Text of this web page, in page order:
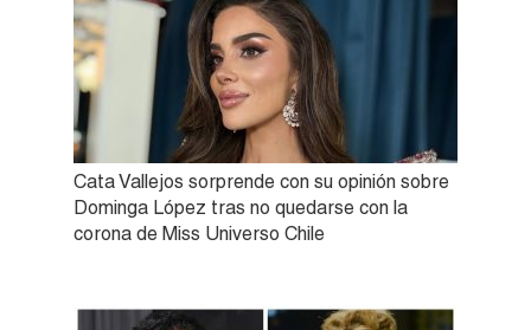
Cata Vallejos sorprende con su opinión sobre
Dominga López tras no quedarse con la
corona de Miss Universo Chile